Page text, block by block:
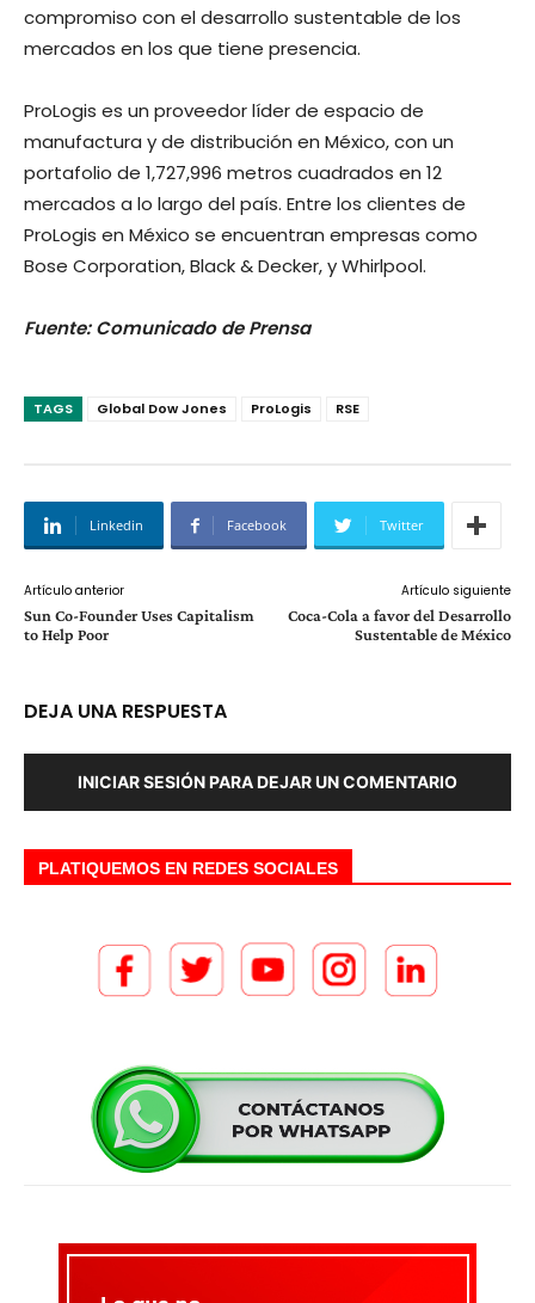
compromiso con el desarrollo sustentable de los
mercados en los que tiene presencia.
ProLogis es un proveedor líder de espacio de
manufactura y de distribución en México, con un
portafolio de 1,727,996 metros cuadrados en 12
mercados a lo largo del país. Entre los clientes de
ProLogis en México se encuentran empresas como
Bose Corporation, Black & Decker, y Whirlpool.
Fuente: Comunicado de Prensa
TAGS Global Dow Jones ProLogis RSE
Linkedin Facebook Twitter
Artículo anterior
Sun Co-Founder Uses Capitalism
to Help Poor
Artículo siguiente
Coca-Cola a favor del Desarrollo
Sustentable de México
DEJA UNA RESPUESTA
INICIAR SESIÓN PARA DEJAR UN COMENTARIO
PLATIQUEMOS EN REDES SOCIALES